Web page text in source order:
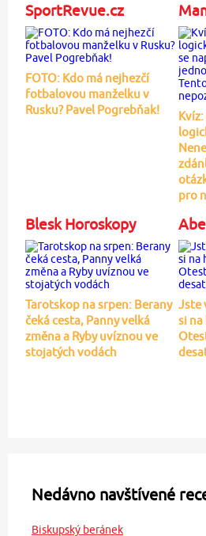
SportRevue.cz
FOTO: Kdo má nejhezčí
fotbalovou manželku v
Rusku? Pavel Pogrebňak!
pro
Blesk Horoskopy
Tarotskop na srpen: Berany
čeká cesta, Panny velká
změna a Ryby uvíznou ve
stojatých vodách
Jste
si na
Nedávno navštívené
Biskupský beránek